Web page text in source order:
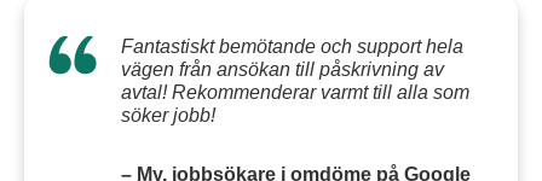
Fantastiskt bemötande och support hela
vägen från ansökan till påskrivning av
avtal! Rekommenderar varmt till alla som
söker jobb!
– My, jobbsökare i omdöme på Google